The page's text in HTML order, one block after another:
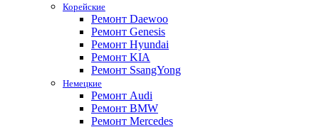
Корейские
Ремонт Daewoo
Ремонт Genesis
Ремонт Hyundai
Ремонт KIA
Ремонт SsangYong
Немецкие
Ремонт Audi
Ремонт BMW
Ремонт Mercedes